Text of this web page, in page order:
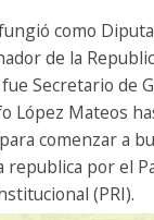
como
de la
Secretario de
López Mateos
comenzar a
republica por el
(PRI).